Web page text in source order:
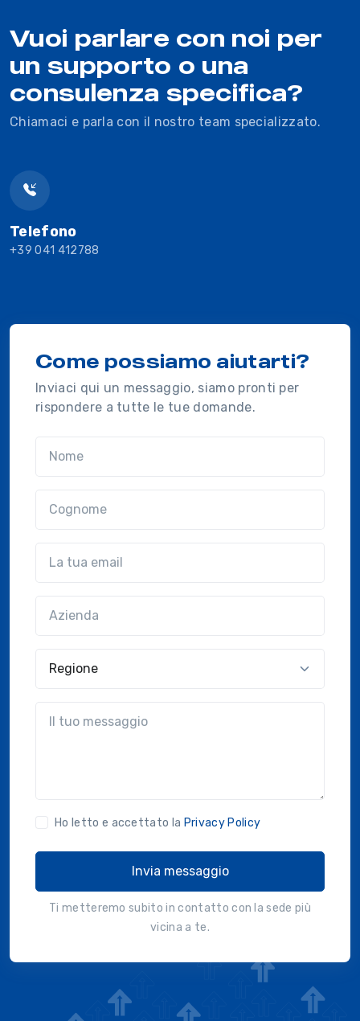
Vuoi parlare con noi per
un supporto o una
consulenza specifica?
Chiamaci e parla con il nostro team specializzato.
Telefono
+39 041 412788
Come possiamo aiutarti?
Inviaci qui un messaggio, siamo pronti per
rispondere a tutte le tue domande.
Ho letto e accettato la Privacy Policy
Invia messaggio
Ti metteremo subito in contatto con la sede più
vicina a te.